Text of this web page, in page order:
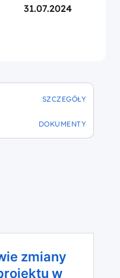
SZCZEGÓŁY
DOKUMENTY
31.07.2024